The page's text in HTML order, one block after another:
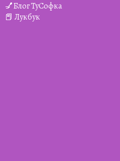
💅Блог ТуСофка
📕 Лукбук